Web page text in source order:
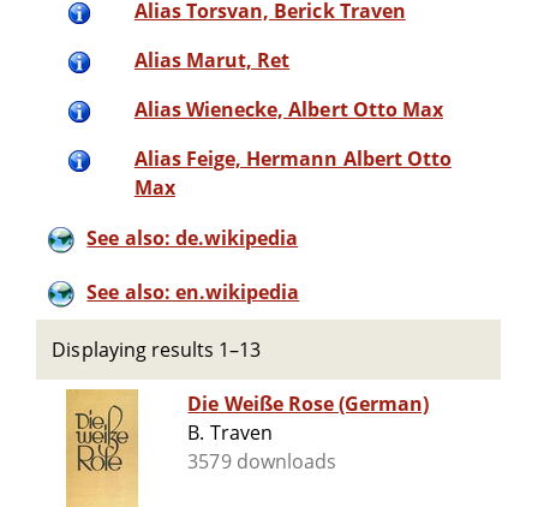
Alias Torsvan, Berick Traven
Alias Marut, Ret
Alias Wienecke, Albert Otto Max
Alias Feige, Hermann Albert Otto
Max
See also: de.wikipedia
See also: en.wikipedia
Displaying results 1–13
Die Weiße Rose (German)
B. Traven
3579 downloads